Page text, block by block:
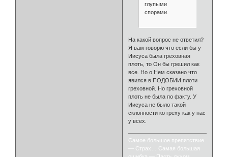
глупыми
спорами.
На какой вопрос не ответил?
Я вам говорю что если бы у
Иисуса была греховная
плоть, то Он бы грешил как
все. Но о Нем сказано что
явился в ПОДОБИИ плоти
греховной. Но греховной
плоть не была по факту. У
Иисуса не было такой
склонности ко греху как у нас
у всех.
Самое большое препятствие
— Страх… Самая большая